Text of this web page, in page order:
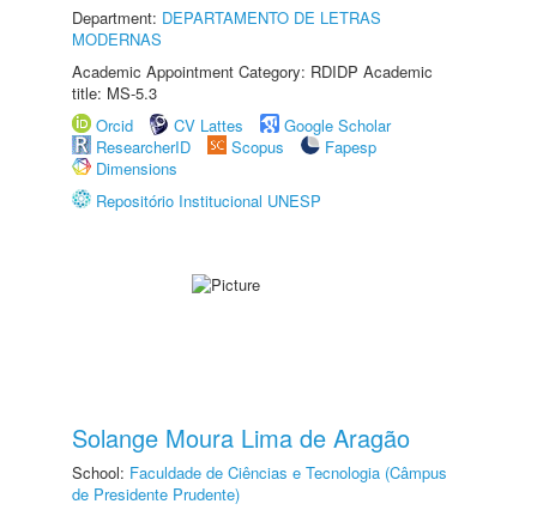
Department: DEPARTAMENTO DE LETRAS
MODERNAS
Academic Appointment Category: RDIDP Academic
title: MS-5.3
Orcid
CV Lattes
Google Scholar
ResearcherID
Scopus
Fapesp
Dimensions
Repositório Institucional UNESP
Solange Moura Lima de Aragão
School: Faculdade de Ciências e Tecnologia (Câmpus
de Presidente Prudente)